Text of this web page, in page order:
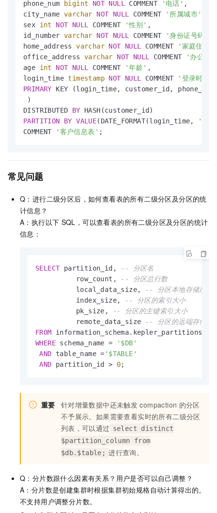
phone_num
bigint NOT NULL COMMENT '电话' ,
city_name varchar NOT NULL COMMENT '所属城市'
sex int NOT NULL COMMENT '性别' ,
id_number varchar NOT NULL COMMENT '身份证号码'
home_address varchar NOT NULL COMMENT '家庭住址'
office_address varchar NOT NULL COMMENT
'办公地
age int NOT NULL COMMENT '年龄' ,
login_time timestamp NOT NULL COMMENT
'登录时间'
PRIMARY KEY (login_time, customer_id,
)
DISTRIBUTED BY
PARTITION
BY VALUE(DATE_FORMAT(login_time,
COMMENT
'客户信息表' ;
常见问题
Q：进行二级分区后，如何查看表的所有二级分区及分区的统
计信息？
A：执行以下 SQL，可以查看表的所有二级分区及分区的统计
信息：
SELECT partition_id, -- 分区名
          row_count,
-- 分区总行数
          local_data_size,
-- 分区本地存储所占
          index_size,
-- 分区的索引大小
          pk_size,
-- 分区的主键索引大小
          remote_data_size
-- 分区的远端存储所
FROM
WHERE schema_name =
'$DB'
AND table_name = '$TABLE'
AND partition_id > 0;
重要 针对增量数据中还未触发 compaction 的分区
不予展示。如果需要查看实时的所有二级分区
列表，可以通过 select distinct
$partition_column from
$db.$table; 进行查询。
Q：分片数跟什么因素有关系？用户是否可以自己调整？
A：分片数是创建集群时根据集群初始规格自动计算得出的。
不支持用户调整分片数。